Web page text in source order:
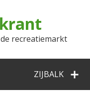
recreatiemarkt
ZIJBALK